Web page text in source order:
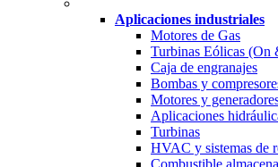
Aplicaciones industriales
Motores de Gas
Turbinas Eólicas (On
Caja de engranajes
Bombas y
Motores y
Aplicaciones
Turbinas
HVAC y sistemas de
Combustible